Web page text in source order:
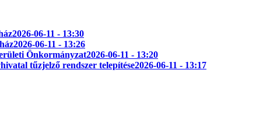
2026-06-11 - 13:30
2026-06-11 - 13:26
Önkormányzat2026-06-11 - 13:20
tűzjelző rendszer telepítése2026-06-11 - 13:17